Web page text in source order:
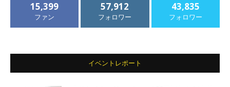
15,399
ファン
57,912
フォロワー
43,835
フォロワー
イベントレポート